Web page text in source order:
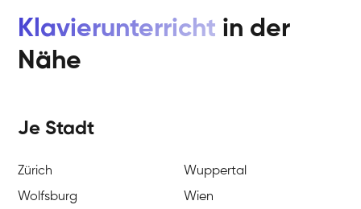
Klavierunterricht in der
Nähe
Je Stadt
Zürich
Wuppertal
Wolfsburg
Wien